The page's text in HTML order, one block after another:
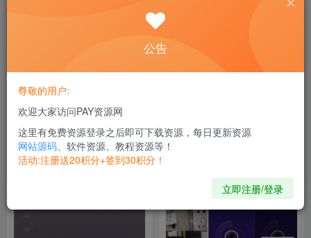
一木百宝箱v1.1.3已解锁 多功
能工具箱 共298个功能
片/视频换脸
公告
尊敬的用户:
欢迎大家访问PAY资源网
这里有免费资源登录之后即可下载资源，每日更新资源
网站源码、软件资源、教程资源等！
活动:注册送20积分+签到30积分！
立即注册/登录